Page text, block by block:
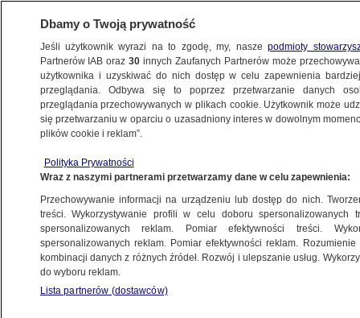
METEO
NAUKA
wpływać na jego efektywność
20.02.2023, 11:02
Udostępnij
Dbamy o Twoją prywatność
Jeśli użytkownik wyrazi na to zgodę, my, naszepodmioty
Partnerów IAB oraz30 innych Zaufanych Partnerów może
użytkownika i uzyskiwać do nich dostęp w celu zapewnienia
przeglądania. Odbywa się to poprzez przetwarzanie danych
przeglądania przechowywanych w plikach cookie. Użytkownik może
się przetwarzaniu w oparciu o uzasadniony interes w dowolnym
plików cookie i reklam”.
Polityka Prywatności
Wraz z naszymi partnerami przetwarzamy dane w celu zapewnienia:
Przechowywanie informacji na urządzeniu lub dostęp do nich.
treści. Wykorzystywanie profili w celu doboru spersonalizowanych
spersonalizowanych reklam. Pomiar efektywności treści.
spersonalizowanych reklam. Pomiar efektywności reklam.
kombinacji danych z różnych źródeł. Rozwój i ulepszanie usług.
do wyboru reklam.
Lista partnerów (dostawców)